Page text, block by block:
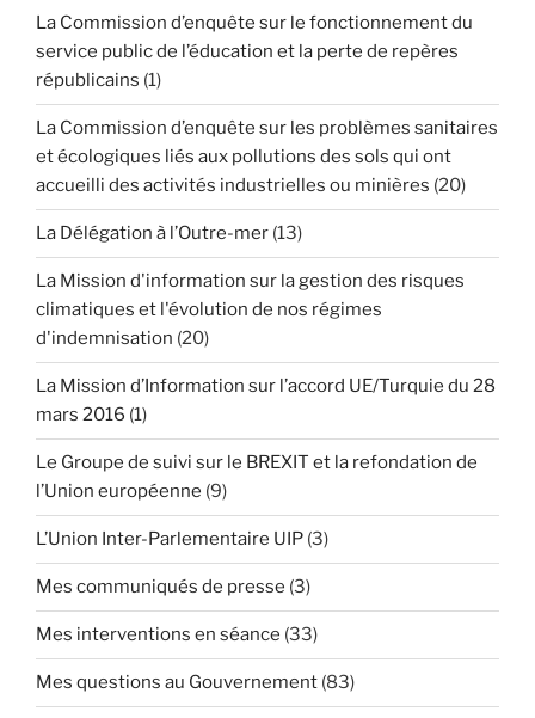
La Commission d’enquête sur le fonctionnement du
service public de l’éducation et la perte de repères
républicains (1)
La Commission d’enquête sur les problèmes sanitaires
et écologiques liés aux pollutions des sols qui ont
accueilli des activités industrielles ou minières (20)
La Délégation à l’Outre-mer (13)
La Mission d'information sur la gestion des risques
climatiques et l'évolution de nos régimes
d'indemnisation (20)
La Mission d’Information sur l’accord UE/Turquie du 28
mars 2016 (1)
Le Groupe de suivi sur le BREXIT et la refondation de
l’Union européenne (9)
L’Union Inter-Parlementaire UIP (3)
Mes communiqués de presse (3)
Mes interventions en séance (33)
Mes questions au Gouvernement (83)